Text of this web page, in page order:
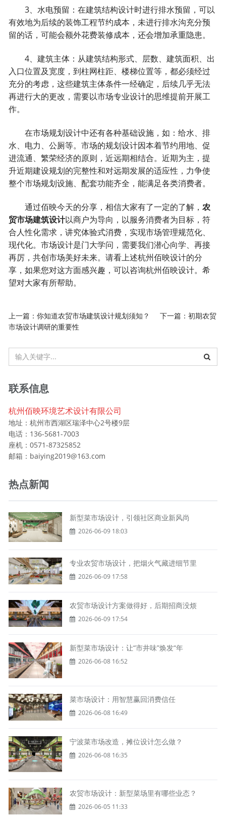
3、水电预留：在建筑结构设计时进行排水预留，可以
有效地为后续的装饰工程节约成本，未进行排水沟充分预
留的话，可能会额外花费装修成本，还会增加承重隐患。
4、建筑主体：从建筑结构形式、层数、建筑面积、出
入口位置及宽度，到柱网柱距、楼梯位置等，都必须经过
充分的考虑，这些建筑主体条件一经确定，后续几乎无法
再进行大的更改，需要以市场专业设计的思维提前开展工
作。
在市场规划设计中还有各种基础设施，如：给水、排
水、电力、公厕等。市场的规划设计因本着节约用地、促
进流通、繁荣经济的原则，近远期相结合。近期为主，提
升近期建设规划的完整性和对远期发展的适应性，力争使
整个市场规划设施、配套功能齐全，能满足各类消费者。
通过佰映今天的分享，相信大家有了一定的了解，农
贸市场建筑设计以商户为导向，以服务消费者为目标，符
合人性化需求，讲究体验式消费，实现市场管理规范化、
现代化。市场设计是门大学问，需要我们潜心向学、再接
再厉，共创市场美好未来。请看上述杭州佰映设计的分
享，如果您对这方面感兴趣，可以咨询杭州佰映设计。希
望对大家有所帮助。
上一篇：你知道农贸市场建筑设计规划须知？ 下一篇：初期农贸
市场设计调研的重要性
联系信息
杭州佰映环境艺术设计有限公司
地址：杭州市西湖区瑞泽中心2号楼9层
电话：136-5681-7003
座机：0571-87325852
邮箱：baiying2019@163.com
热点新闻
新型菜市场设计，引领社区商业新风尚
2026-06-09 18:03
专业农贸市场设计，把烟火气藏进细节里
2026-06-09 17:58
农贸市场设计方案做得好，后期招商没烦
2026-06-09 17:54
新型菜市场设计：让“市井味”焕发“年
2026-06-08 16:52
菜市场设计：用智慧赢回消费信任
2026-06-08 16:49
宁波菜市场改造，摊位设计怎么做？
2026-06-08 16:35
农贸市场设计：新型菜场里有哪些业态？
2026-06-05 11:33